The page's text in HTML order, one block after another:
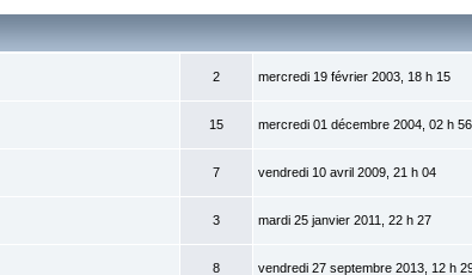
2 mercredi 19 février 2003, 18 h 15
15 mercredi 01 décembre 2004, 02 h 56
7 vendredi 10 avril 2009, 21 h 04
3 mardi 25 janvier 2011, 22 h 27
8 vendredi 27 septembre 2013, 12 h